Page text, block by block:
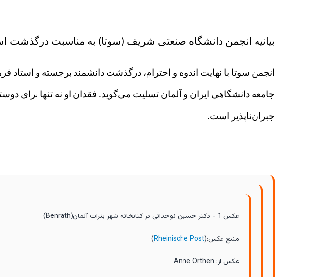
بيانيه انجمن دانشگاه صنعتی شريف (سوتا) به مناسبت درگذشت
انجمن سوتا با نهایت اندوه و احترام، درگذشت دانشمند برجسته و استاد
جامعه دانشگاهی ایران و آلمان تسلیت می‌گوید. فقدان او نه تنها برای
جبران‌ناپذیر است.
عکس 1 - دکتر حسين نوحدانی در کتابخانه شهر بنرات آلمان (Benrath)
منبع عکس:(
Rheinische Post
)
عکس از: Anne Orthen